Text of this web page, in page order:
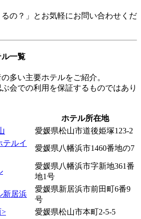
るの？」とお気軽にお問い合わせくだ
一覧
多い主要ホテルをご紹介。
会での利用を保証するものではあり
ホテル所在地
愛媛県松山市道後姫塚123-2
テルイ
愛媛県八幡浜市1460番地の7
愛媛県八幡浜市字新地361番
地1号
新居浜
愛媛県新居浜市前田町6番9
号
>
愛媛県松山市本町2-5-5